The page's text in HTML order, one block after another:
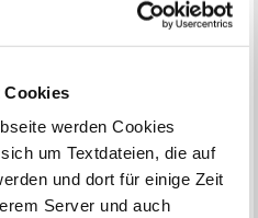
Cookies
werden Cookies
um Textdateien, die auf
und dort für einige Zeit
Server und auch
online
Notdienste